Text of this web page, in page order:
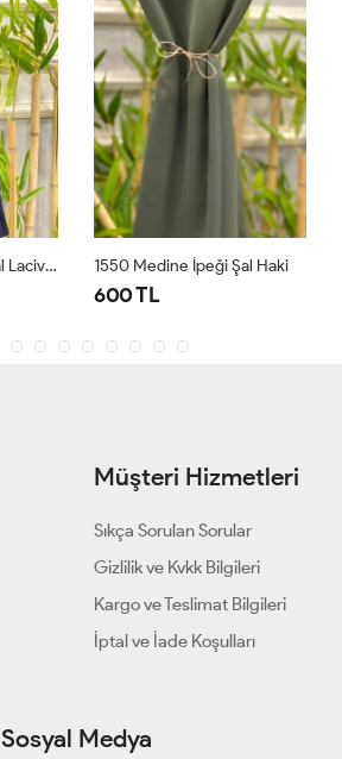
1550 Medine İpeği Şal Lacivert 1550 Medine İpeği Şal Haki
600 TL
Müşteri Hizmetleri
Sıkça Sorulan Sorular
Gizlilik ve Kvkk Bilgileri
Kargo ve Teslimat Bilgileri
İptal ve İade Koşulları
Sosyal Medya